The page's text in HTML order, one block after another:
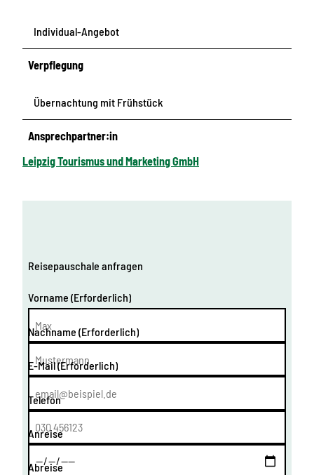
Individual-Angebot
Verpflegung
Übernachtung mit Frühstück
Ansprechpartner:in
Leipzig Tourismus und Marketing GmbH
Reisepauschale anfragen
Vorname (Erforderlich)
Nachname (Erforderlich)
E-Mail(Erforderlich)
Telefon
Anreise
Abreise